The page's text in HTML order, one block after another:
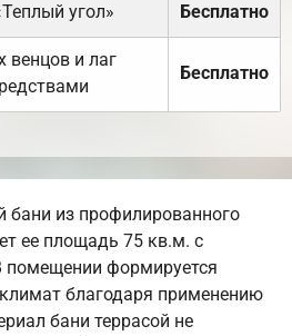
угол» Бесплатно
венцов и лаг
Бесплатно
бани из профилированного
ее площадь 75 кв.м. с
помещении формируется
благодаря применению
бани террасой не